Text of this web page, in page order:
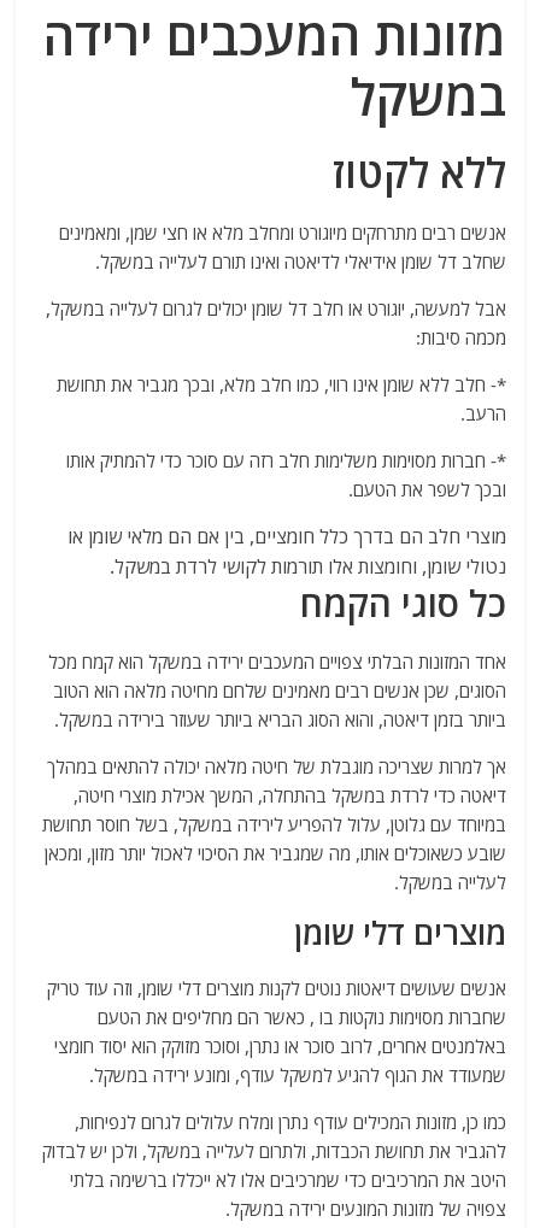
מזונות המעכבים ירידה
במשקל
ללא לקטוז
אנשים רבים מתרחקים מיוגורט ומחלב מלא או חצי שמן, ומאמינים
שחלב דל שומן אידיאלי לדיאטה ואינו תורם לעלייה במשקל.
אבל למעשה, יוגורט או חלב דל שומן יכולים לגרום לעלייה במשקל,
מכמה סיבות:
*- חלב ללא שומן אינו רווי, כמו חלב מלא, ובכך מגביר את תחושת
הרעב.
*- חברות מסוימות משלימות חלב רזה עם סוכר כדי להמתיק אותו
ובכך לשפר את הטעם.
מוצרי חלב הם בדרך כלל חומציים, בין אם הם מלאי שומן או
נטולי שומן, וחומצות אלו תורמות לקושי לרדת במשקל.
כל סוגי הקמח
אחד המזונות הבלתי צפויים המעכבים ירידה במשקל הוא קמח מכל
הסוגים, שכן אנשים רבים מאמינים שלחם מחיטה מלאה הוא הטוב
ביותר בזמן דיאטה, והוא הסוג הבריא ביותר שעוזר בירידה במשקל.
אך למרות שצריכה מוגבלת של חיטה מלאה יכולה להתאים במהלך
דיאטה כדי לרדת במשקל בהתחלה, המשך אכילת מוצרי חיטה,
במיוחד עם גלוטן, עלול להפריע לירידה במשקל, בשל חוסר תחושת
שובע כשאוכלים אותו, מה שמגביר את הסיכוי לאכול יותר מזון, ומכאן
לעלייה במשקל.
מוצרים דלי שומן
אנשים שעושים דיאטות נוטים לקנות מוצרים דלי שומן, וזה עוד טריק
שחברות מסוימות נוקטות בו , כאשר הם מחליפים את הטעם
באלמנטים אחרים, לרוב סוכר או נתרן, וסוכר מזוקק הוא יסוד חומצי
שמעודד את הגוף להגיע למשקל עודף, ומונע ירידה במשקל.
כמו כן, מזונות המכילים עודף נתרן ומלח עלולים לגרום לנפיחות,
להגביר את תחושת הכבדות, ולתרום לעלייה במשקל, ולכן יש לבדוק
היטב את המרכיבים כדי שמרכיבים אלו לא ייכללו ברשימה בלתי
צפויה של מזונות המונעים ירידה במשקל.